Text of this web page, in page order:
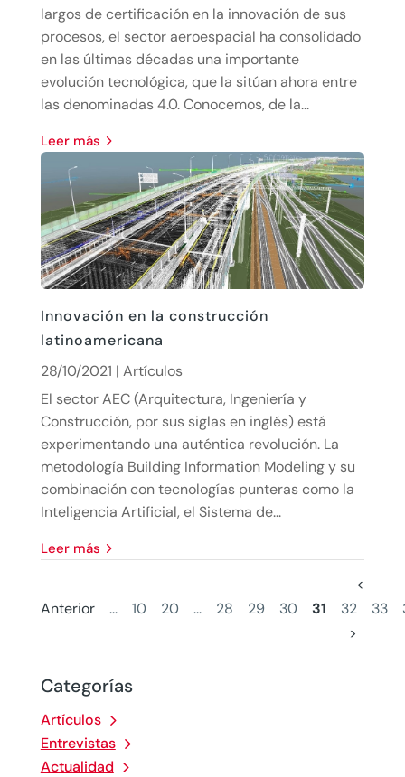
Categorías
Artículos
Entrevistas
Actualidad
largos de certificación en la innovación de sus
procesos, el sector aeroespacial ha consolidado
en las últimas décadas una importante
evolución tecnológica, que la sitúan ahora entre
las denominadas 4.0. Conocemos, de la...
leer más
Innovación en la construcción
latinoamericana
28/10/2021 | Artículos
El sector AEC (Arquitectura, Ingeniería y
Construcción, por sus siglas en inglés) está
experimentando una auténtica revolución. La
metodología Building Information Modeling y su
combinación con tecnologías punteras como la
Inteligencia Artificial, el Sistema de...
leer más
<
Anterior
... 10 20 ... 28 29 30 31 32 33
>